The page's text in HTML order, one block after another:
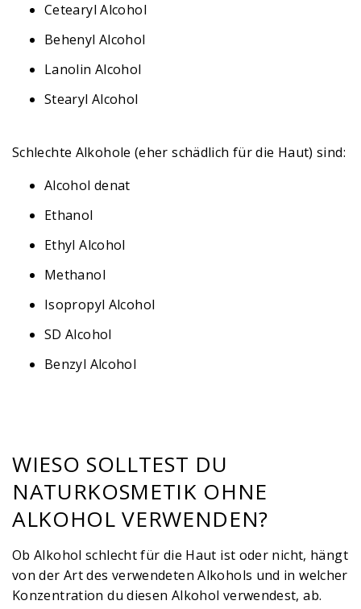
Cetearyl Alcohol
Behenyl Alcohol
Lanolin Alcohol
Stearyl Alcohol
Schlechte Alkohole (eher schädlich für die Haut) sind:
Alcohol denat
Ethanol
Ethyl Alcohol
Methanol
Isopropyl Alcohol
SD Alcohol
Benzyl Alcohol
WIESO SOLLTEST DU
NATURKOSMETIK OHNE
ALKOHOL VERWENDEN?
Ob Alkohol schlecht für die Haut ist oder nicht, hängt
von der Art des verwendeten Alkohols und in welcher
Konzentration du diesen Alkohol verwendest, ab.